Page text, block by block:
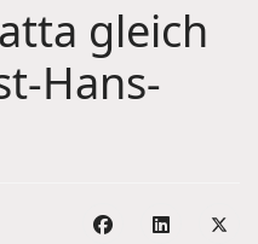
gleich
Hans-